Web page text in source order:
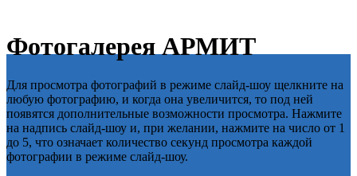
Фотогалерея АРМИТ
Для просмотра фотографий в режиме слайд-шоу щелкните на
любую фотографию, и когда она увеличится, то под ней
появятся дополнительные возможности просмотра. Нажмите
на надпись слайд-шоу и, при желании, нажмите на число от 1
до 5, что означает количество секунд просмотра каждой
фотографии в режиме слайд-шоу.